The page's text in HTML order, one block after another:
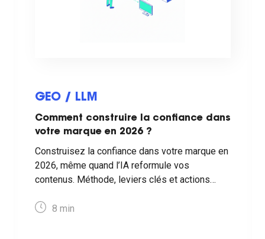
GEO / LLM
Comment construire la confiance dans
votre marque en 2026 ?
Construisez la confiance dans votre marque en
2026, même quand l’IA reformule vos
contenus. Méthode, leviers clés et actions
8 min